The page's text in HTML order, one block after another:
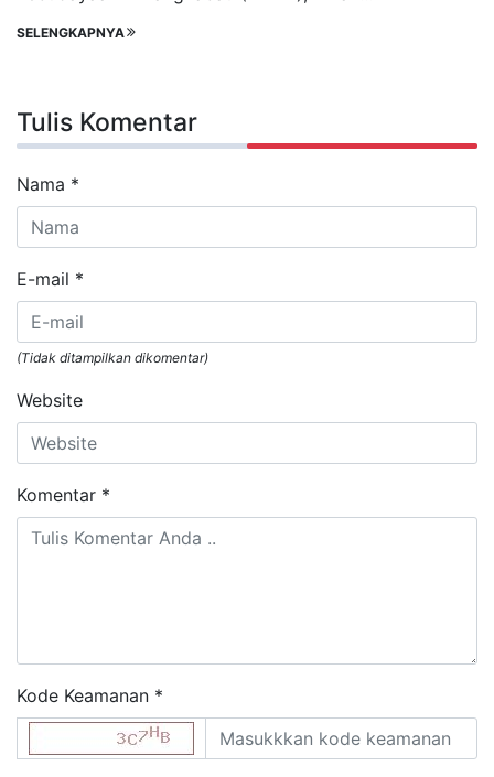
SELENGKAPNYA
Tulis Komentar
Nama *
E-mail *
(Tidak ditampilkan dikomentar)
Website
Komentar *
Kode Keamanan *